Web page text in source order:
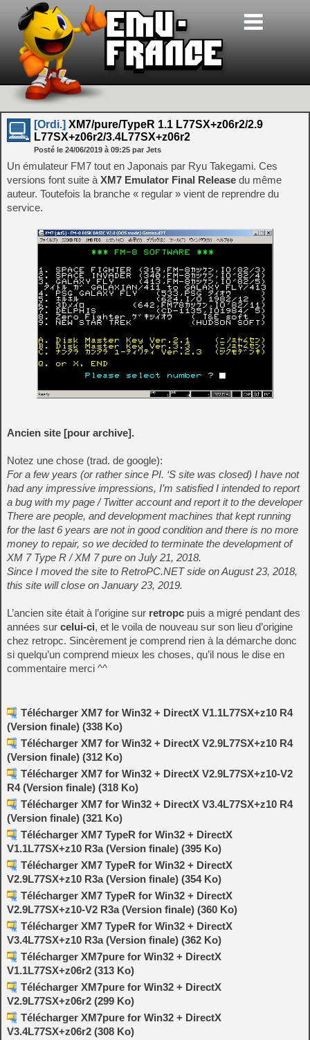
[Ordi.] XM7/pure/TypeR 1.1 L77SX+z06r2/2.9
L77SX+z06r2/3.4L77SX+z06r2
Posté le 24/06/2019 à 09:25 par Jets
Un émulateur FM7 tout en Japonais par Ryu Takegami. Ces
versions font suite à XM7 Emulator Final Release du même
auteur. Toutefois la branche « regular » vient de reprendre du
service.
Ancien site [pour archive].
Notez une chose (trad. de google):
For a few years (or rather since PI. ‘S site was closed) I have not
had any impressive impressions, I’m satisfied I intended to report
a bug with my page / Twitter account and report it to the developer
There are people, and development machines that kept running
for the last 6 years are not in good condition and there is no more
money to repair, so we decided to terminate the development of
XM 7 Type R / XM 7 pure on July 21, 2018.
Since I moved the site to RetroPC.NET side on August 23, 2018,
this site will close on January 23, 2019.
L’ancien site était à l’origine sur retropc puis a migré pendant des
années sur celui-ci, et le voila de nouveau sur son lieu d’origine
chez retropc. Sincèrement je comprend rien à la démarche donc
si quelqu’un comprend mieux les choses, qu’il nous le dise en
commentaire merci ^^
Télécharger XM7 for Win32 + DirectX V1.1L77SX+z10 R4
(Version finale) (338 Ko)
Télécharger XM7 for Win32 + DirectX V2.9L77SX+z10 R4
(Version finale) (312 Ko)
Télécharger XM7 for Win32 + DirectX V2.9L77SX+z10-V2
R4 (Version finale) (318 Ko)
Télécharger XM7 for Win32 + DirectX V3.4L77SX+z10 R4
(Version finale) (321 Ko)
Télécharger XM7 TypeR for Win32 + DirectX
V1.1L77SX+z10 R3a (Version finale) (395 Ko)
Télécharger XM7 TypeR for Win32 + DirectX
V2.9L77SX+z10 R3a (Version finale) (354 Ko)
Télécharger XM7 TypeR for Win32 + DirectX
V2.9L77SX+z10-V2 R3a (Version finale) (360 Ko)
Télécharger XM7 TypeR for Win32 + DirectX
V3.4L77SX+z10 R3a (Version finale) (362 Ko)
Télécharger XM7pure for Win32 + DirectX
V1.1L77SX+z06r2 (313 Ko)
Télécharger XM7pure for Win32 + DirectX
V2.9L77SX+z06r2 (299 Ko)
Télécharger XM7pure for Win32 + DirectX
V3.4L77SX+z06r2 (308 Ko)